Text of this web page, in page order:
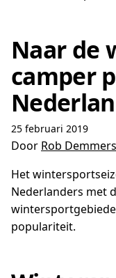
Naar de
camper
25 februari 2019
Door Rob Demmers
Het
Nederlanders met
populariteit.